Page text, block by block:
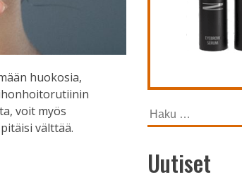
huokosia,
voit myös
välttää.
Haku:
Uutiset